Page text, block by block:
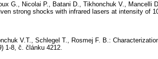
G., Nicolai P., Batani D., Tikhonchuk V.,
strong shocks with infrared lasers at intensity of
V.T., Schlegel T., Rosmej F. B.:
1-8, č. článku 4212.